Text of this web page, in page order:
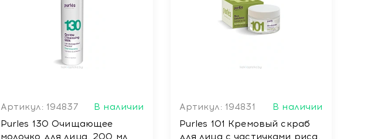
Артикул: 194837
В наличии
Purles 130 Очищающее
молочко для лица, 200 мл
Артикул: 194831
В наличии
Purles 101 Кремовый скраб
для лица с частичками риса,